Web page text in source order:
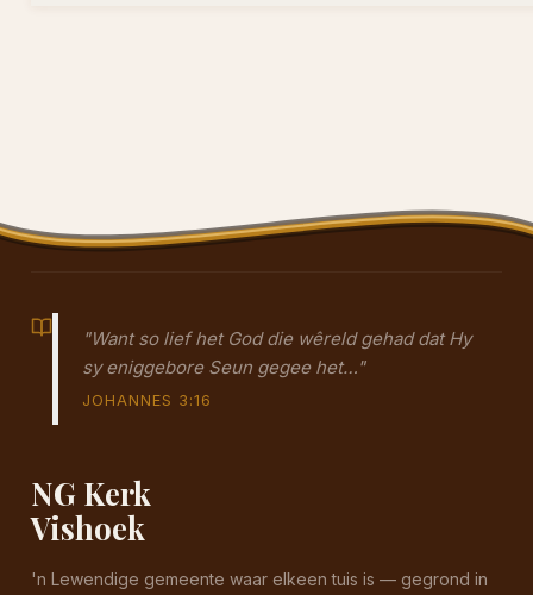
"Want so lief het God die wêreld gehad dat Hy
sy eniggebore Seun gegee het…"
JOHANNES 3:16
NG Kerk
Vishoek
'n Lewendige gemeente waar elkeen tuis is — gegrond in